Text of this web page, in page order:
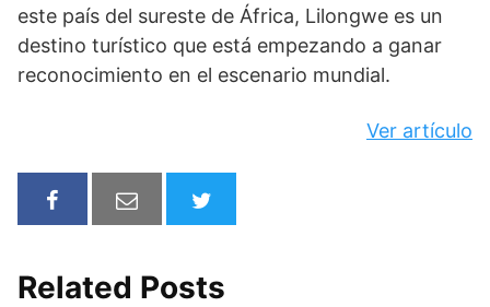
este país del sureste de África, Lilongwe es un
destino turístico que está empezando a ganar
reconocimiento en el escenario mundial.
Ver artículo
Related Posts